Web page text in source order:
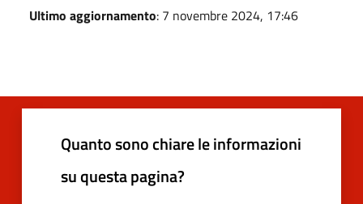
Ultimo aggiornamento: 7 novembre 2024, 17:46
Quanto sono chiare le informazioni
su questa pagina?